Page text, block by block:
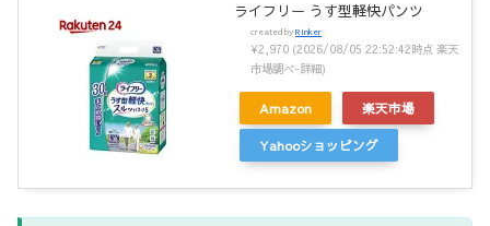
ライフリー うす型軽快パンツ
created byRinker
¥2,970 (2026/08/05 22:52:42時点 楽天
市場調べ-詳細)
Amazon 楽天市場
Yahooショッピング